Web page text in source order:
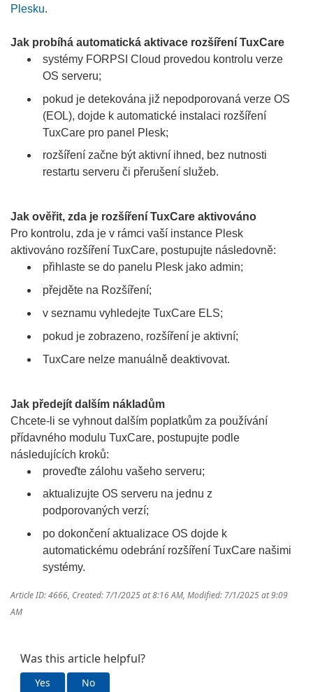
Plesku.
Jak probíhá automatická aktivace rozšíření TuxCare
systémy FORPSI Cloud provedou kontrolu verze
OS serveru;
pokud je detekována již nepodporovaná verze OS
(EOL), dojde k automatické instalaci rozšíření
TuxCare pro panel Plesk;
rozšíření začne být aktivní ihned, bez nutnosti
restartu serveru či přerušení služeb.
Jak ověřit, zda je rozšíření TuxCare aktivováno
Pro kontrolu, zda je v rámci vaší instance Plesk
aktivováno rozšíření TuxCare, postupujte následovně:
přihlaste se do panelu Plesk jako admin;
přejděte na Rozšíření;
v seznamu vyhledejte TuxCare ELS;
pokud je zobrazeno, rozšíření je aktivní;
TuxCare nelze manuálně deaktivovat.
Jak předejít dalším nákladům
Chcete-li se vyhnout dalším poplatkům za používání
přídavného modulu TuxCare, postupujte podle
následujících kroků:
proveďte zálohu vašeho serveru;
aktualizujte OS serveru na jednu z
podporovaných verzí;
po dokončení aktualizace OS dojde k
automatickému odebrání rozšíření TuxCare našimi
systémy.
Article ID: 4666, Created: 7/1/2025 at 8:16 AM, Modified: 7/1/2025 at 9:09
AM
Was this article helpful?
Yes No